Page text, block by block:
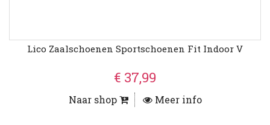
Lico Zaalschoenen Sportschoenen Fit Indoor V
€ 37,99
Naar shop Meer info